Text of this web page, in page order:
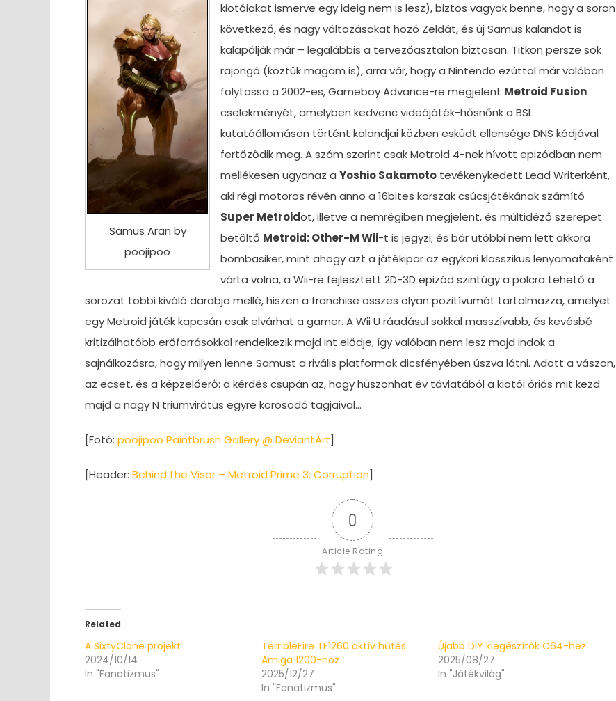
Samus Aran by
poojipoo
kiotóiakat ismerve egy ideig nem is lesz), biztos vagyok benne, hogy a soron
következő, és nagy változásokat hozó Zeldát, és új Samus kalandot is
kalapálják már – legalábbis a tervezőasztalon biztosan. Titkon persze sok
rajongó (köztük magam is), arra vár, hogy a Nintendo ezúttal már valóban
folytassa a 2002-es, Gameboy Advance-re megjelent Metroid Fusion
cselekményét, amelyben kedvenc videójáték-hősnőnk a BSL
kutatóállomáson történt kalandjai közben esküdt ellensége DNS kódjával
fertőződik meg. A szám szerint csak Metroid 4-nek hívott epizódban nem
mellékesen ugyanaz a Yoshio Sakamoto tevékenykedett Lead Writerként,
aki régi motoros révén anno a 16bites korszak csúcsjátékának számító
Super Metroidot, illetve a nemrégiben megjelent, és múltidéző szerepet
betöltő Metroid: Other-M Wii-t is jegyzi; és bár utóbbi nem lett akkora
bombasiker, mint ahogy azt a játékipar az egykori klasszikus lenyomataként
várta volna, a Wii-re fejlesztett 2D-3D epizód szintúgy a polcra tehető a
sorozat többi kiváló darabja mellé, hiszen a franchise összes olyan pozitívumát tartalmazza, amelyet
egy Metroid játék kapcsán csak elvárhat a gamer. A Wii U ráadásul sokkal masszívabb, és kevésbé
kritizálhatóbb erőforrásokkal rendelkezik majd int elődje, így valóban nem lesz majd indok a
sajnálkozásra, hogy milyen lenne Samust a rivális platformok dicsfényében úszva látni. Adott a vászon,
az ecset, és a képzelőerő: a kérdés csupán az, hogy huszonhat év távlatából a kiotói óriás mit kezd
majd a nagy N triumvirátus egyre korosodó tagjaival…
[Fotó: poojipoo Paintbrush Gallery @ DeviantArt]
[Header: Behind the Visor – Metroid Prime 3: Corruption]
0
Article Rating
Related
A SixtyClone projekt
2024/10/14
In "Fanatizmus"
TerribleFire TF1260 aktív hűtés
Amiga 1200-hoz
2025/12/27
In "Fanatizmus"
Újabb DIY kiegészítők C64-hez
2025/08/27
In "Játékvilág"